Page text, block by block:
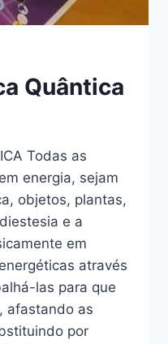
Quântica
Todas as
energia, sejam
objetos, plantas,
e a
em
através
las para que
afastando as
por